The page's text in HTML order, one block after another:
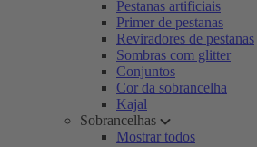
Pestanas artificiais
Primer de pestanas
Reviradores de pestanas
Sombras com glitter
Conjuntos
Cor da sobrancelha
Kajal
Sobrancelhas
Mostrar todos